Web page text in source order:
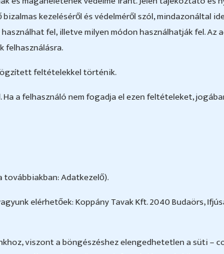
kezeléséről és védelméről szól, mindazonáltal
fel, illetve milyen módon használhatják fel. Az
felhasználásra.
feltételekkel történik.
a felhasználó nem fogadja el ezen feltételeket,
Adatkezelő).
elérhetőek: Koppány Tavak Kft. 2040 Budaörs,
viszont a böngészéshez elengedhetetlen a süti –